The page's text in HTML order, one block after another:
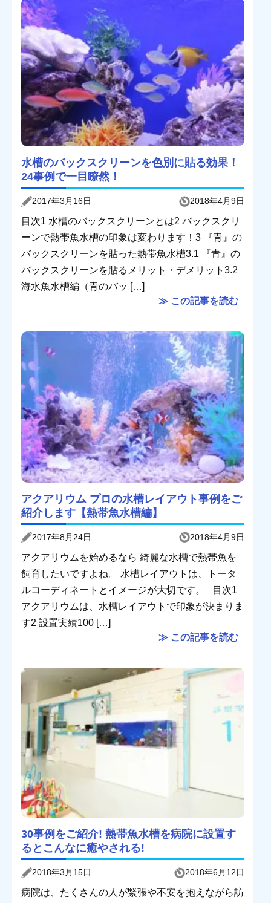
水槽のバックスクリーンを色別に貼る効果！
24事例で一目瞭然！
2017年3月16日 2018年4月9日
目次1 水槽のバックスクリーンとは2 バックスクリ
ーンで熱帯魚水槽の印象は変わります！3 『青』の
バックスクリーンを貼った熱帯魚水槽3.1 『青』の
バックスクリーンを貼るメリット・デメリット3.2
海水魚水槽編（青のバッ […]
≫ この記事を読む
アクアリウム プロの水槽レイアウト事例をご
紹介します【熱帯魚水槽編】
2017年8月24日 2018年4月9日
アクアリウムを始めるなら 綺麗な水槽で熱帯魚を
飼育したいですよね。 水槽レイアウトは、トータ
ルコーディネートとイメージが大切です。 目次1
アクアリウムは、水槽レイアウトで印象が決まりま
す2 設置実績100 […]
≫ この記事を読む
30事例をご紹介! 熱帯魚水槽を病院に設置す
るとこんなに癒やされる!
2018年3月15日 2018年6月12日
病院は、たくさんの人が緊張や不安を抱えながら訪